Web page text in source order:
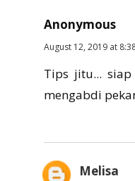
Anonymous
August 12, 2019 at
Tips jitu...
mengabdi
Melisa